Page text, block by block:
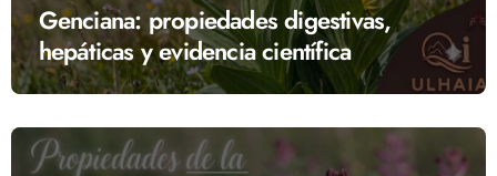
Genciana: propiedades digestivas,
hepáticas y evidencia científica